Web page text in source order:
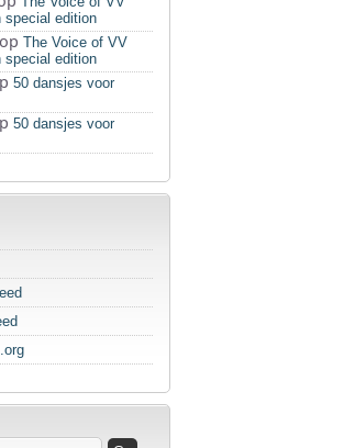
special edition
op The Voice of VV
special edition
50 dansjes voor
50 dansjes voor